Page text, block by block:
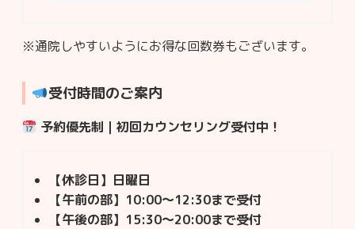
※通院しやすいようにお得な回数券もございます。
受付時間のご案内
予約優先制｜初回カウンセリング受付中！
【休診日】 日曜日
【午前の部】 10:00～12:30まで受付
【午後の部】 15:30～20:00まで受付